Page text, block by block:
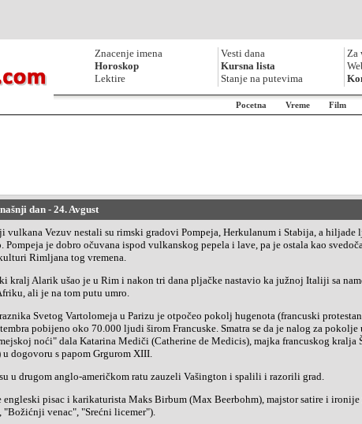
Znacenje imena
Horoskop
Lektire
Vesti dana
Kursna lista
Stanje na putevima
Za
Pocetna Vreme Film
dan - 24. Avgust
Pompeja je dobro očuvana ispod vulkanskog pepela i lave, pa je ostala kao
Rimljana tog vremena.
ali je na tom putu umro.
pobijeno oko 70.000 ljudi širom Francuske. Smatra se da je nalog za pokolje
noći" dala Katarina Mediči (Catherine de Medicis), majka francuskog kralja
u dogovoru s papom Grgurom XIII.
su u drugom anglo-američkom ratu zauzeli Vašington i spalili i razorili grad.
"Božićnji venac", "Srećni licemer").